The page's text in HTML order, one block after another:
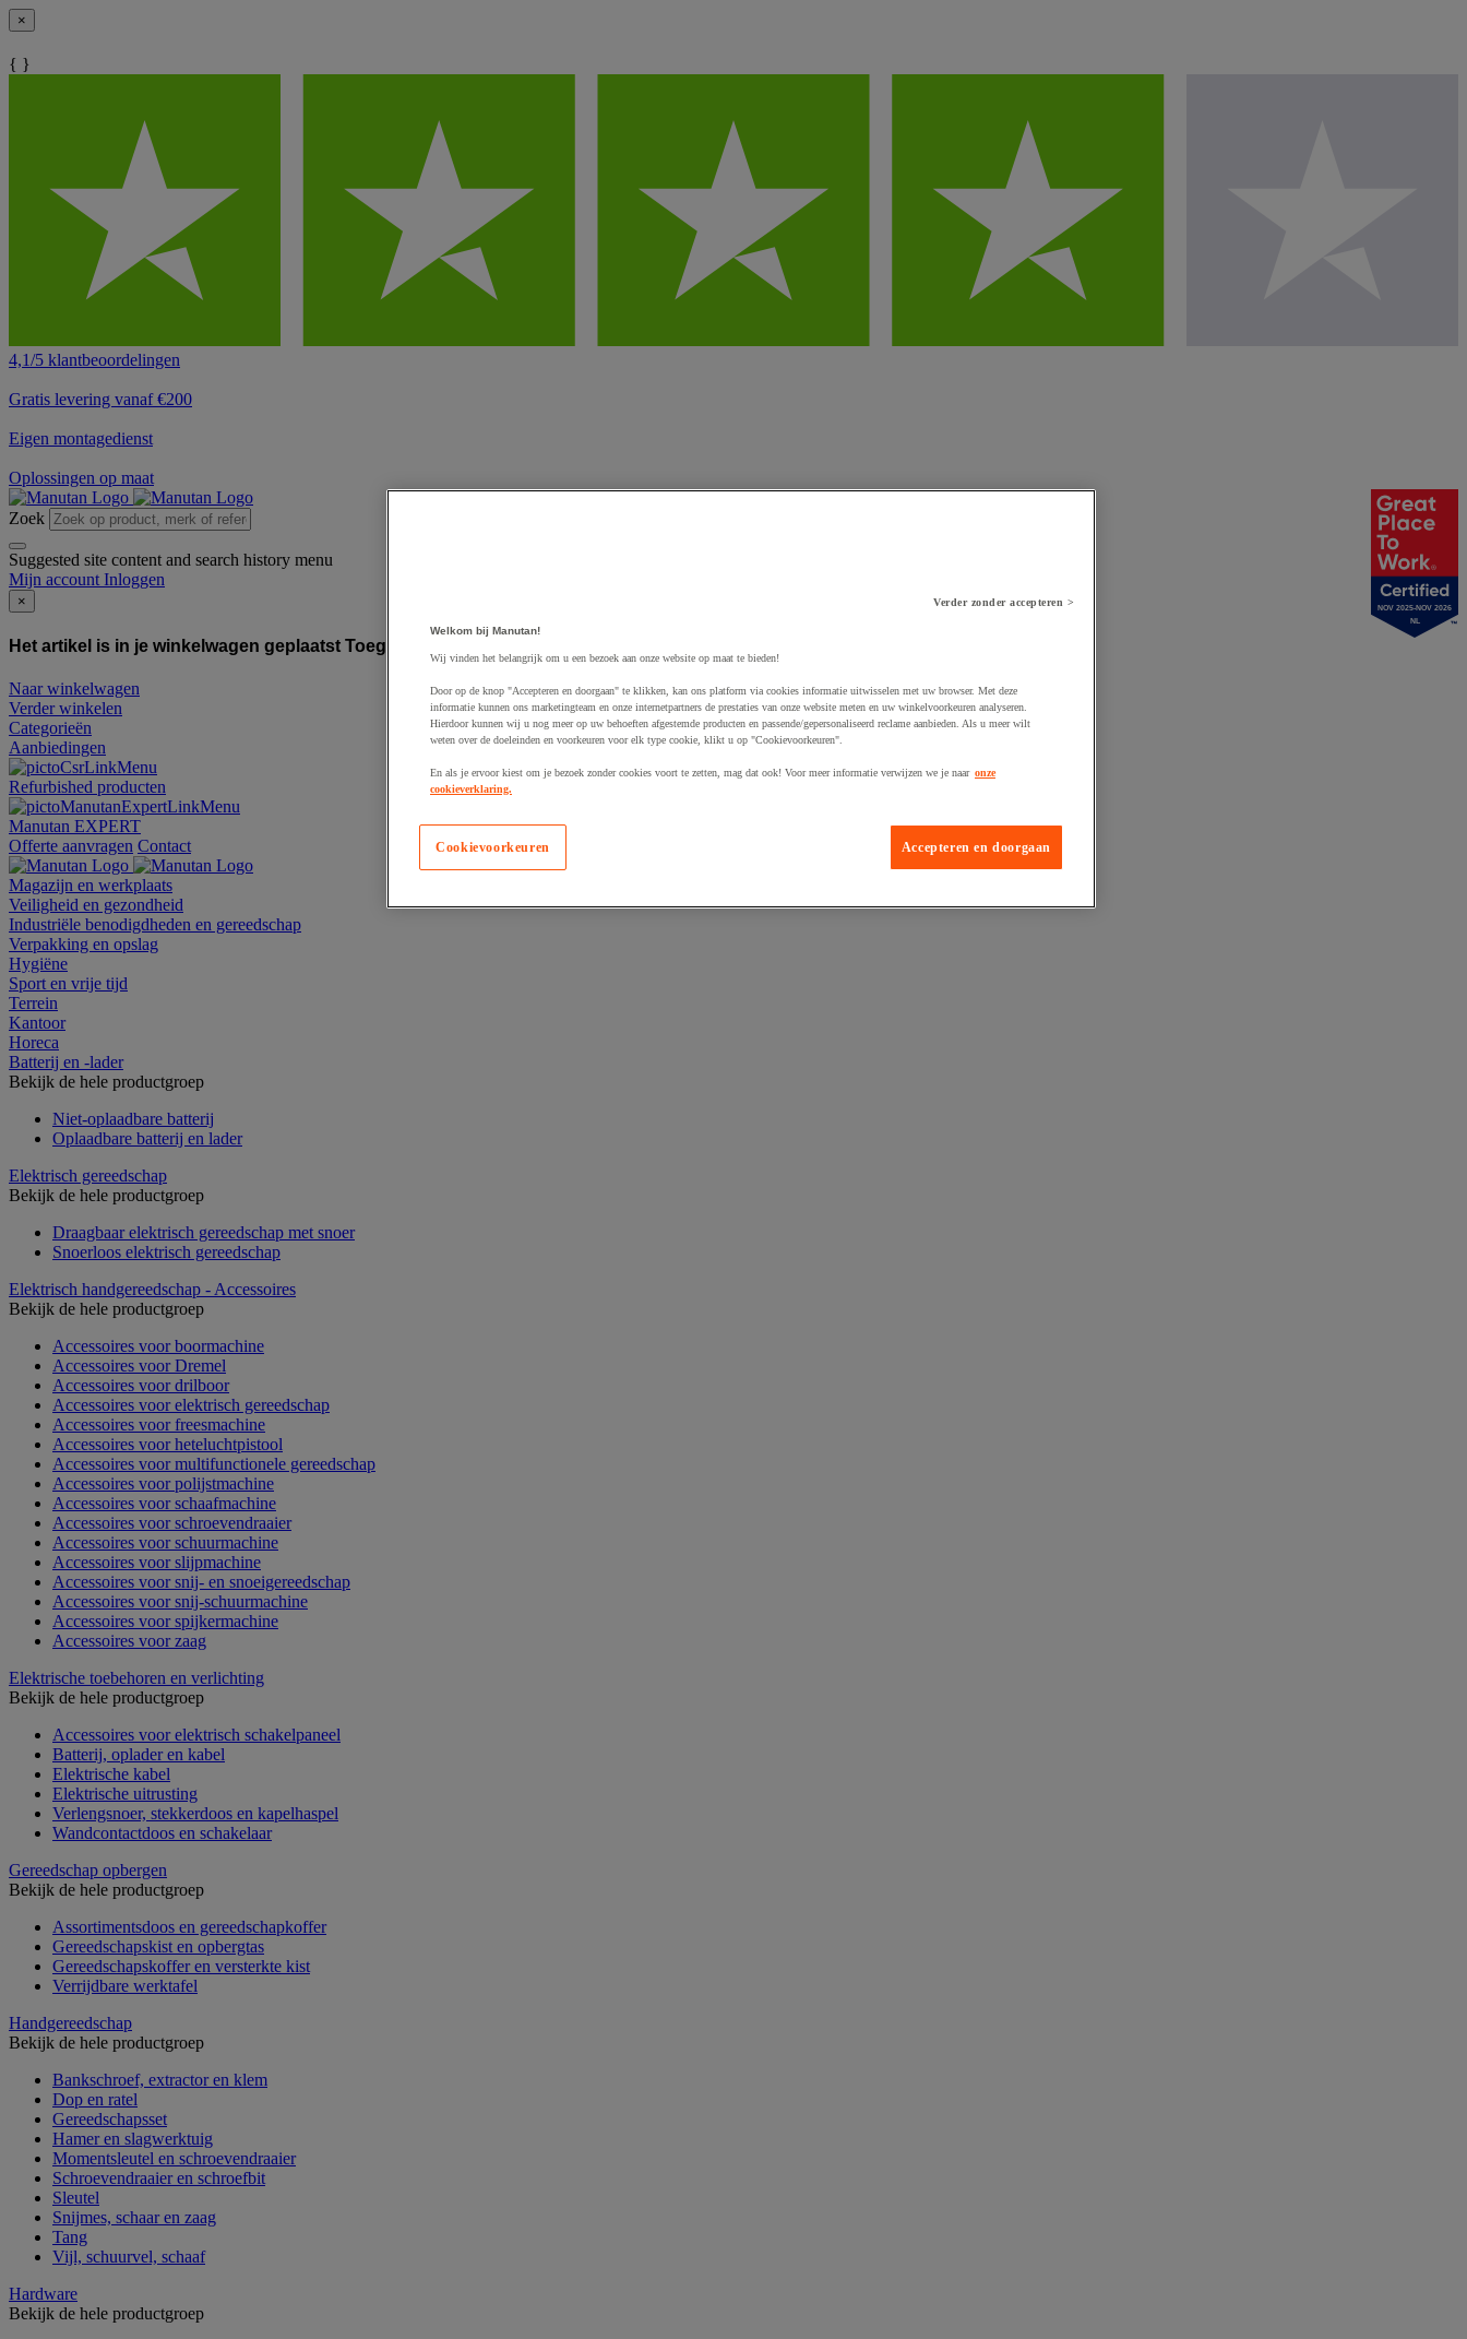
×
{ }
4,1/5 klantbeoordelingen
Gratis levering vanaf €200
Eigen montagedienst
Oplossingen op maat
Zoek
Suggested site content and search history menu
Mijn account Inloggen
×
Het artikel is in je winkelwagen geplaatst Toegevoegd aan winkelwagen
Naar winkelwagen
Verder winkelen
Categorieën
Aanbiedingen
Refurbished producten
Manutan EXPERT
Offerte aanvragen Contact
Magazijn en werkplaats
Veiligheid en gezondheid
Industriële benodigdheden en gereedschap
Verpakking en opslag
Hygiëne
Sport en vrije tijd
Terrein
Kantoor
Horeca
Batterij en -lader
Bekijk de hele productgroep
Niet-oplaadbare batterij
Oplaadbare batterij en lader
Elektrisch gereedschap
Bekijk de hele productgroep
Draagbaar elektrisch gereedschap met snoer
Snoerloos elektrisch gereedschap
Elektrisch handgereedschap - Accessoires
Bekijk de hele productgroep
Accessoires voor boormachine
Accessoires voor Dremel
Accessoires voor drilboor
Accessoires voor elektrisch gereedschap
Accessoires voor freesmachine
Accessoires voor heteluchtpistool
Accessoires voor multifunctionele gereedschap
Accessoires voor polijstmachine
Accessoires voor schaafmachine
Accessoires voor schroevendraaier
Accessoires voor schuurmachine
Accessoires voor slijpmachine
Accessoires voor snij- en snoeigereedschap
Accessoires voor snij-schuurmachine
Accessoires voor spijkermachine
Accessoires voor zaag
Elektrische toebehoren en verlichting
Bekijk de hele productgroep
Accessoires voor elektrisch schakelpaneel
Batterij, oplader en kabel
Elektrische kabel
Elektrische uitrusting
Verlengsnoer, stekkerdoos en kapelhaspel
Wandcontactdoos en schakelaar
Gereedschap opbergen
Bekijk de hele productgroep
Assortimentsdoos en gereedschapkoffer
Gereedschapskist en opbergtas
Gereedschapskoffer en versterkte kist
Verrijdbare werktafel
Handgereedschap
Bekijk de hele productgroep
Bankschroef, extractor en klem
Dop en ratel
Gereedschapsset
Hamer en slagwerktuig
Momentsleutel en schroevendraaier
Schroevendraaier en schroefbit
Sleutel
Snijmes, schaar en zaag
Tang
Vijl, schuurvel, schaaf
Hardware
Bekijk de hele productgroep
NOV 2025-NOV 2026
NL
Verder zonder accepteren >
Welkom bij Manutan!
Wij vinden het belangrijk om u een bezoek aan onze website op maat te bieden!
Door op de knop "Accepteren en doorgaan" te klikken, kan ons platform via cookies informatie uitwisselen met uw browser. Met deze
informatie kunnen ons marketingteam en onze internetpartners de prestaties van onze website meten en uw winkelvoorkeuren analyseren.
Hierdoor kunnen wij u nog meer op uw behoeften afgestemde producten en passende/gepersonaliseerd reclame aanbieden. Als u meer wilt
weten over de doeleinden en voorkeuren voor elk type cookie, klikt u op "Cookievoorkeuren".
En als je ervoor kiest om je bezoek zonder cookies voort te zetten, mag dat ook! Voor meer informatie verwijzen we je naar onze
cookieverklaring.
Accepteren en doorgaan
Cookievoorkeuren